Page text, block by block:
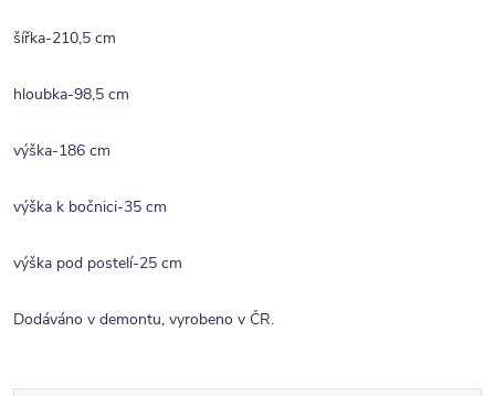
šířka-210,5 cm
hloubka-98,5 cm
výška-186 cm
výška k bočnici-35 cm
výška pod postelí-25 cm
Dodáváno v demontu, vyrobeno v ČR.